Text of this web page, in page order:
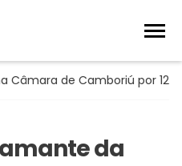
de Camboriú por 120 dias
da